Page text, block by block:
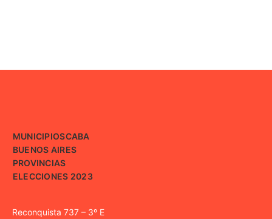
MUNICIPIOSCABA
BUENOS AIRES
PROVINCIAS
ELECCIONES 2023
Reconquista 737 – 3º E